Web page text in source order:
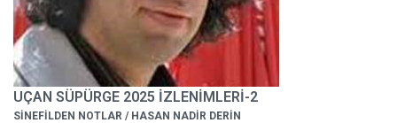
UÇAN SÜPÜRGE 2025 İZLENİMLERİ-2
SİNEFİLDEN NOTLAR / HASAN NADİR DERİN